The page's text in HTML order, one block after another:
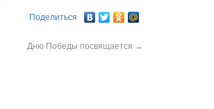
Поделиться
Дню Победы посвящается →